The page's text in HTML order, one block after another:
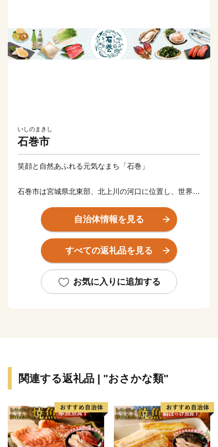
いしのまきし
石巻市
笑顔と自然あふれる元気なまち「石巻」
石巻市は宮城県北東部、北上川の河口に位置し、世界三
海岸沿いは多様な魚が集まる地形であり、また世界有数
の植物プランクトンの発生地でもあることから、かき、
ほや、帆立などがおいしく育ちます。
山・川・海・島といった多様な自然や、石ノ森萬画館を
東日本大震災で一度は壊滅的な被害を受けた地元産業で
したが、全国の皆様からのご支援を受け、魅力的な特産
自治体情報を見る
すべての返礼品を見る
お気に入りに追加する
関連する返礼品 | "おさかな類"